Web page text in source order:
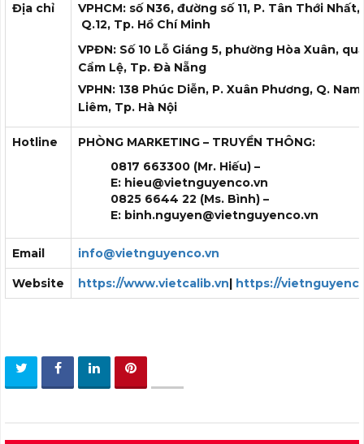
Địa chỉ
VPHCM: số N36, đường số 11, P. Tân Thới Nhất,
Q.12, Tp. Hồ Chí Minh
VPĐN: Số 10 Lỗ Giáng 5, phường Hòa Xuân,
Cẩm Lệ, Tp. Đà Nẵng
VPHN: 138 Phúc Diễn, P. Xuân Phương, Q.
Liêm, Tp. Hà Nội
Hotline
PHÒNG MARKETING – TRUYỀN THÔNG:
0817 663300 (Mr. Hiếu) –
E: hieu@vietnguyenco.vn
0825 6644 22 (Ms. Bình) –
E: binh.nguyen@vietnguyenco.vn
Email info@vietnguyenco.vn
Website https://www.vietcalib.vn| https://